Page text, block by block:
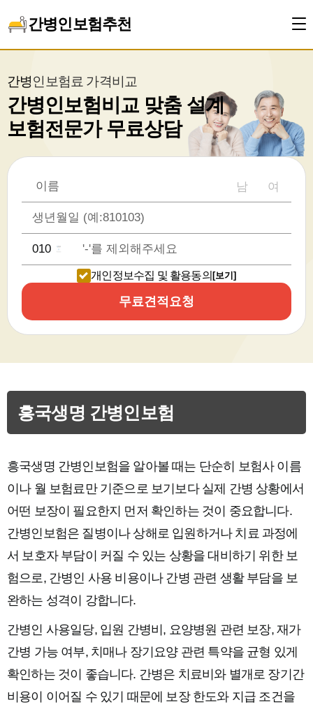
간병인보험추천
간병인보험료 가격비교
간병인보험비교 맞춤 설계
보험전문가 무료상담
남 여
개인정보수집 및 활용동의 [보기]
무료견적요청
흥국생명 간병인보험
흥국생명 간병인보험을 알아볼 때는 단순히 보험사 이름
이나 월 보험료만 기준으로 보기보다 실제 간병 상황에서
어떤 보장이 필요한지 먼저 확인하는 것이 중요합니다.
간병인보험은 질병이나 상해로 입원하거나 치료 과정에
서 보호자 부담이 커질 수 있는 상황을 대비하기 위한 보
험으로, 간병인 사용 비용이나 간병 관련 생활 부담을 보
완하는 성격이 강합니다.
간병인 사용일당, 입원 간병비, 요양병원 관련 보장, 재가
간병 가능 여부, 치매나 장기요양 관련 특약을 균형 있게
확인하는 것이 좋습니다. 간병은 치료비와 별개로 장기간
비용이 이어질 수 있기 때문에 보장 한도와 지급 조건을